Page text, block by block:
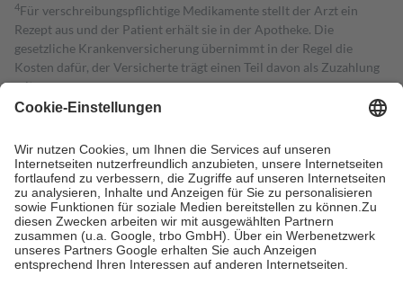
4Für verschreibungspflichtige Medikamente stellt der Arzt ein
Rezept aus und der Patient erhält sie in der Apotheke. Die
gesetzliche Krankenversicherung übernimmt in der Regel die
Kosten dafür, der Versicherte trägt einen Teil davon als Zuzahlung
mit.
Grundsätzlich leisten Mitglieder Zuzahlungen in Höhe von zehn
höchstens zehn Euro.
Es sind jedoch nie mehr als die tatsächlichen
Kosten der Leistung zu entrichten.
Diese Regeln gelten grundsätzlich auch für Online-Apotheken.
Bei Heilmitteln und häuslicher Krankenpflege beträgt die
Zuzahlung zehn Prozent der Kosten sowie zehn Euro je
Verordnung.
Um das Engagement der Versicherten für ihre eigene Gesundheit zu
stärken und die besondere Stellung der Familie zu unterstützen,